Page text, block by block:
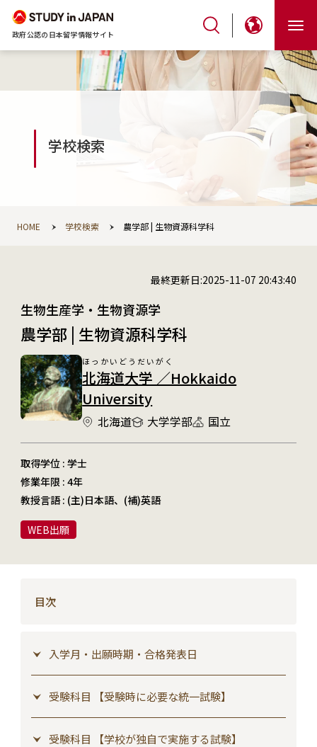
政府公認の日本留学情報サイト
学校検索
HOME 学校検索 農学部 | 生物資源科学科
最終更新日:2025-11-07 20:43:40
生物生産学・生物資源学
農学部 | 生物資源科学科
ほっかいどうだいがく
北海道大学 ／Hokkaido
University
北海道 大学学部 国立
取得学位 : 学士
修業年限 : 4年
教授言語 : (主)日本語、(補)英語
WEB出願
目次
入学月・出願時期・合格発表日
受験科目 【受験時に必要な統一試験】
受験科目 【学校が独自で実施する試験】